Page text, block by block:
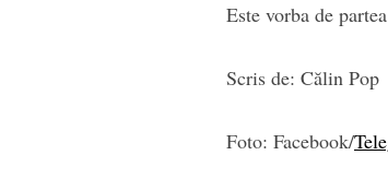
Este vorba de
Scris de: Călin Pop
Foto: Facebook/